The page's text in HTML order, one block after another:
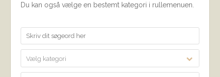
Du kan også vælge en bestemt kategori i rullemenuen.
Vælg kategori